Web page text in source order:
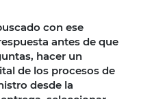
con ese
antes de que
hacer un
de los procesos de
desde la